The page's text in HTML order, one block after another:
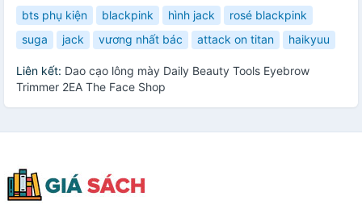
bts phụ kiện
blackpink hình jack
rosé blackpink
suga
jack vương nhất bác attack on titan haikyuu
Liên kết: Dao cạo lông mày Daily Beauty Tools Eyebrow
Trimmer 2EA The Face Shop